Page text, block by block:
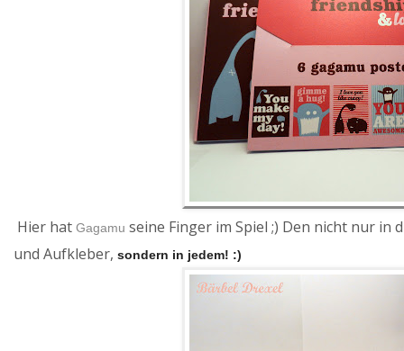
Hier hat Gagamu seine Finger im Spiel ;) Den nicht nur in
und Aufkleber, sondern in jedem! :)